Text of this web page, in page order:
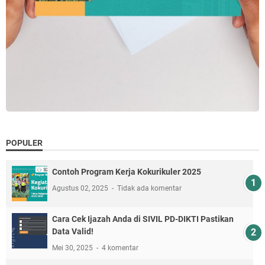
POPULER
Contoh Program Kerja Kokurikuler 2025
Agustus 02, 2025 Tidak ada komentar
Cara Cek Ijazah Anda di SIVIL PD-DIKTI Pastikan
Data Valid!
Mei 30, 2025 4 komentar